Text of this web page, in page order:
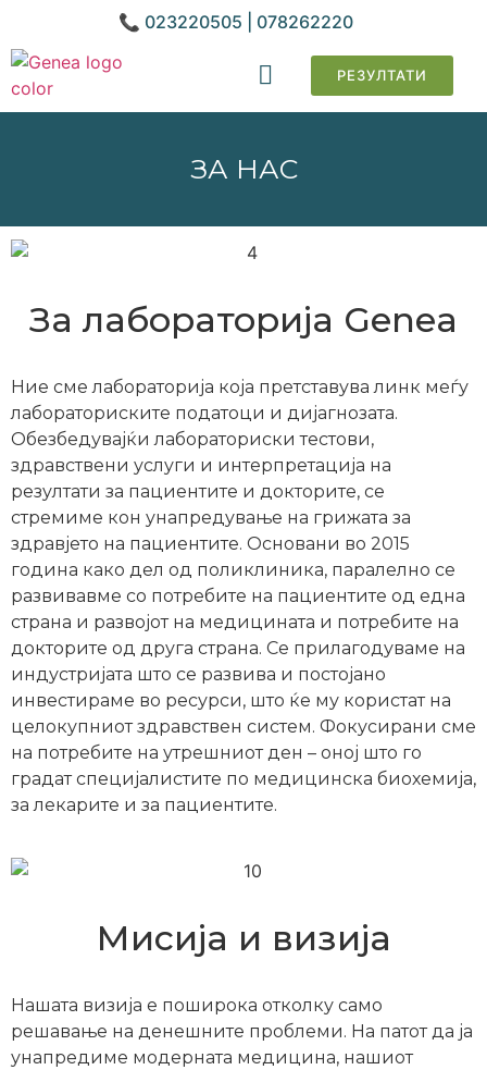
📞 023220505 | 078262220
РЕЗУЛТАТИ
ЗА НАС
За лабораторија Genea
Ние сме лабораторија која претставува линк меѓу
лабораториските податоци и дијагнозата.
Обезбедувајќи лабораториски тестови,
здравствени услуги и интерпретација на
резултати за пациентите и докторите, се
стремиме кон унапредување на грижата за
здравјето на пациентите. Основани во 2015
година како дел од поликлиника, паралелно се
развивавме со потребите на пациентите од една
страна и развојот на медицината и потребите на
докторите од друга страна. Се прилагодуваме на
индустријата што се развива и постојано
инвестираме во ресурси, што ќе му користат на
целокупниот здравствен систем. Фокусирани сме
на потребите на утрешниот ден – оној што го
градат специјалистите по медицинска биохемија,
за лекарите и за пациентите.
Мисија и визија
Нашата визија е поширока отколку само
решавање на денешните проблеми. На патот да ја
унапредиме модерната медицина, нашиот